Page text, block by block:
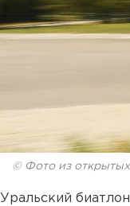
© Фото из
Уральский